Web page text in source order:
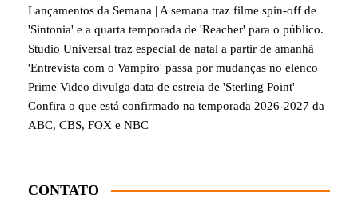
Lançamentos da Semana | A semana traz filme spin-off de
'Sintonia' e a quarta temporada de 'Reacher' para o público.
Studio Universal traz especial de natal a partir de amanhã
'Entrevista com o Vampiro' passa por mudanças no elenco
Prime Video divulga data de estreia de 'Sterling Point'
Confira o que está confirmado na temporada 2026-2027 da
ABC, CBS, FOX e NBC
CONTATO